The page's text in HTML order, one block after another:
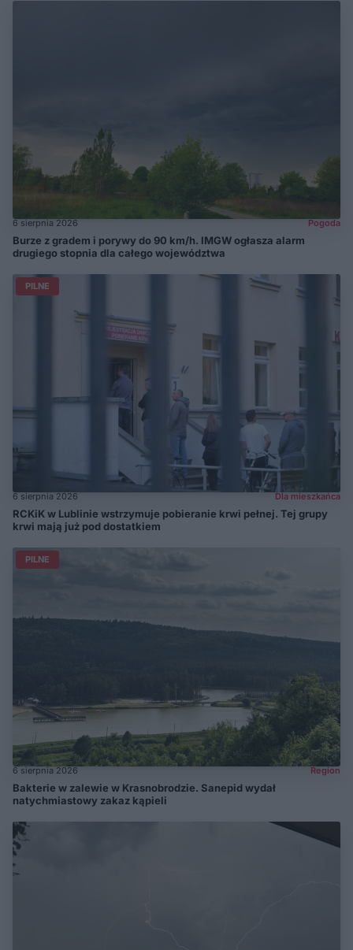
6 sierpnia 2026 Pogoda
Burze z gradem i porywy do 90 km/h. IMGW ogłasza alarm
drugiego stopnia dla całego województwa
PILNE
6 sierpnia 2026 Dla mieszkańca
RCKiK w Lublinie wstrzymuje pobieranie krwi pełnej. Tej grupy
krwi mają już pod dostatkiem
PILNE
6 sierpnia 2026 Region
Bakterie w zalewie w Krasnobrodzie. Sanepid wydał
natychmiastowy zakaz kąpieli